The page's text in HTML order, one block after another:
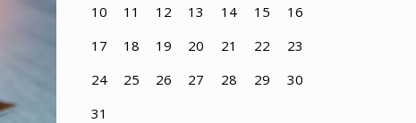
10
11 12 13 14 15
16
17
18 19 20 21 22
23
24
25 26 27 28 29
30
31